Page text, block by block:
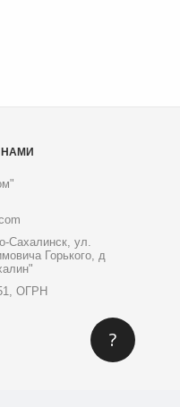
Сахалинск, ул.
Горького, д
ОГРН
?